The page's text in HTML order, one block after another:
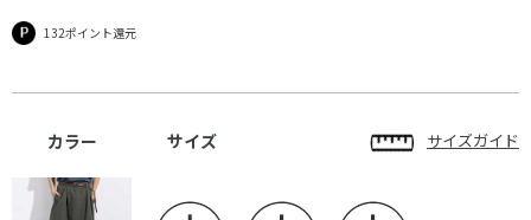
132ポイント還元
カラー サイズ サイズガイド